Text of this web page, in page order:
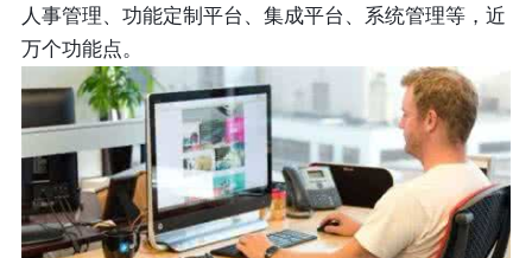
人事管理、功能定制平台、集成平台、系统管理等，近
万个功能点。